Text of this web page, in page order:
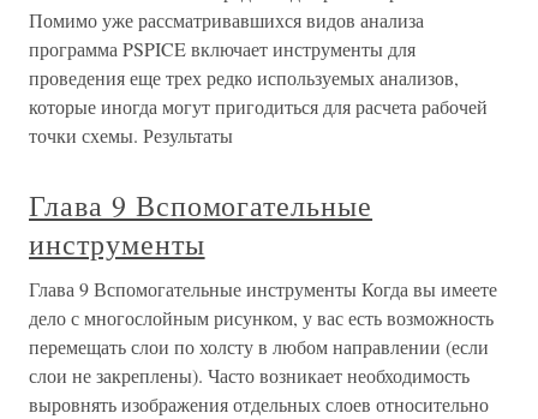
Помимо уже рассматривавшихся видов анализа
программа PSPICE включает инструменты для
проведения еще трех редко используемых анализов,
которые иногда могут пригодиться для расчета рабочей
точки схемы. Результаты
Глава 9 Вспомогательные
инструменты
Глава 9 Вспомогательные инструменты Когда вы имеете
дело с многослойным рисунком, у вас есть возможность
перемещать слои по холсту в любом направлении (если
слои не закреплены). Часто возникает необходимость
выровнять изображения отдельных слоев относительно